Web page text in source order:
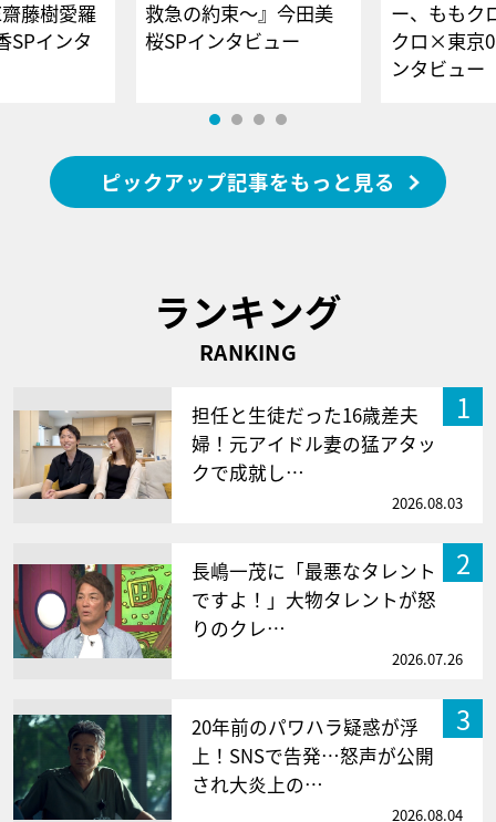
藤樹愛羅
SPインタ
救急の約束～』今田美
桜SPインタビュー
ー、ももク
クロ×東京
ンタビュー
ピックアップ記事をもっと見る
ランキング
RANKING
1
担任と生徒だった16歳差夫
婦！元アイドル妻の猛アタッ
クで成就し…
2026.08.03
2
長嶋一茂に「最悪なタレント
ですよ！」大物タレントが怒
りのクレ…
2026.07.26
3
20年前のパワハラ疑惑が浮
上！SNSで告発…怒声が公開
され大炎上の…
2026.08.04